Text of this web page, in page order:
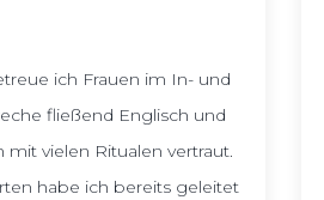
ich Frauen im In- und
fließend Englisch und
mit vielen Ritualen vertraut.
habe ich bereits geleitet